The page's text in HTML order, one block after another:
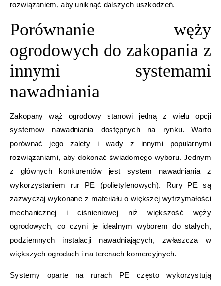
rozwiązaniem, aby uniknąć dalszych uszkodzeń.
Porównanie węży
ogrodowych do zakopania z
innymi systemami
nawadniania
Zakopany wąż ogrodowy stanowi jedną z wielu opcji
systemów nawadniania dostępnych na rynku. Warto
porównać jego zalety i wady z innymi popularnymi
rozwiązaniami, aby dokonać świadomego wyboru. Jednym
z głównych konkurentów jest system nawadniania z
wykorzystaniem rur PE (polietylenowych). Rury PE są
zazwyczaj wykonane z materiału o większej wytrzymałości
mechanicznej i ciśnieniowej niż większość węży
ogrodowych, co czyni je idealnym wyborem do stałych,
podziemnych instalacji nawadniających, zwłaszcza w
większych ogrodach i na terenach komercyjnych.
Systemy oparte na rurach PE często wykorzystują